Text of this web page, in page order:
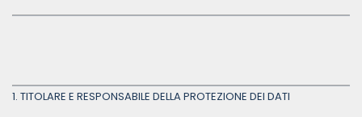
1. TITOLARE E RESPONSABILE DELLA PROTEZIONE DEI DATI